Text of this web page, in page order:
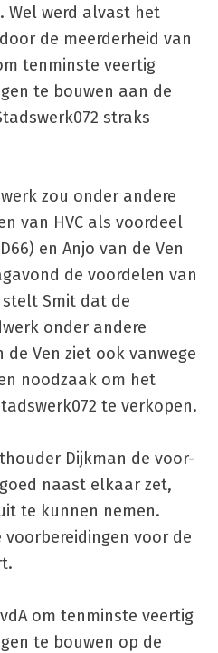
Wel werd alvast het
de meerderheid van
tenminste veertig
te bouwen aan de
straks
zou onder andere
van HVC als voordeel
en Anjo van de Ven
de voordelen van
Smit dat de
onder andere
Ven ziet ook vanwege
noodzaak om het
te verkopen.
Dijkman de voor-
naast elkaar zet,
te kunnen nemen.
voor de
om tenminste veertig
te bouwen op de